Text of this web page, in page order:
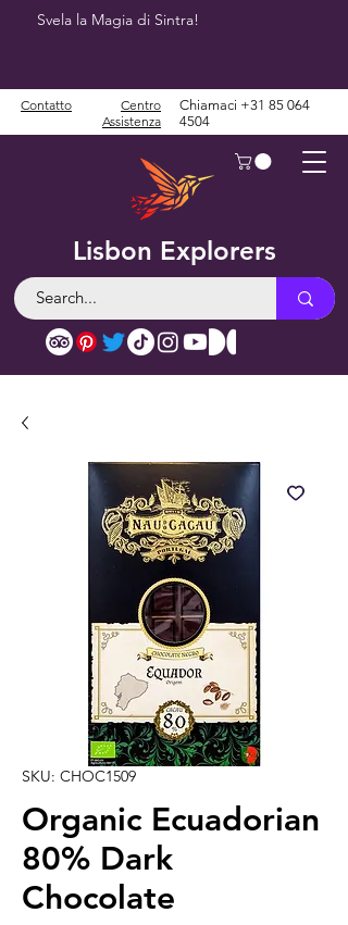
Svela la Magia di Sintra!
Lisbon Explorers
Contatto
Centro
Assistenza
Chiamaci +31 85 064
4504
SKU: CHOC1509
Organic Ecuadorian
80% Dark
Chocolate